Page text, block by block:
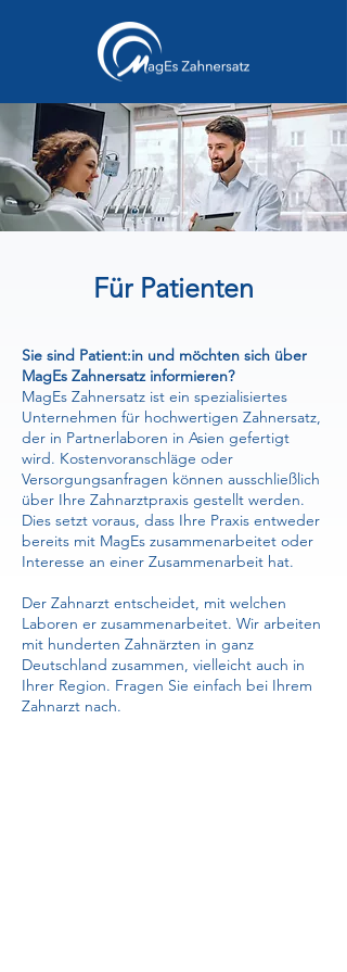
Für Patienten
Sie sind Patient:in und möchten sich über
MagEs Zahnersatz informieren?
MagEs Zahnersatz ist ein spezialisiertes
Unternehmen für hochwertigen Zahnersatz,
der in Partnerlaboren in Asien gefertigt
wird. Kostenvoranschläge oder
Versorgungsanfragen können ausschließlich
über Ihre Zahnarztpraxis gestellt werden.
Dies setzt voraus, dass Ihre Praxis entweder
bereits mit MagEs zusammenarbeitet oder
Interesse an einer Zusammenarbeit hat.
Der Zahnarzt entscheidet, mit welchen
Laboren er zusammenarbeitet. Wir arbeiten
mit hunderten Zahnärzten in ganz
Deutschland zusammen, vielleicht auch in
Ihrer Region. Fragen Sie einfach bei Ihrem
Zahnarzt nach.